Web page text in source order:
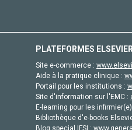
PLATEFORMES
Site e-commerce :
Aide à la pratique clinique :
Portail pour les institutions :
Site d'information sur l'EMC :
E-learning pour les
Bibliothèque d'e-books
Blog special IFSI :